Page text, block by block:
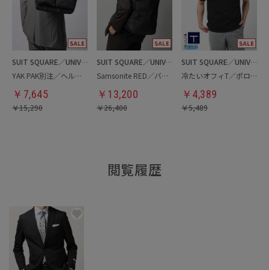
SUIT SQUARE／UNIVERSAL LANGUAGE
YAK PAK別注／ヘルメットバッグ
￥ 7,645
￥15,290
SUIT SQUARE／UNIVERSAL LANGUAGE
Samsonite RED／バックパック
￥ 13,200
￥26,400
SUIT SQUARE／UNIVERSAL LANGUAGE
冷たいオフィT／ポロシャツ
￥ 4,389
￥5,489
閲覧履歴